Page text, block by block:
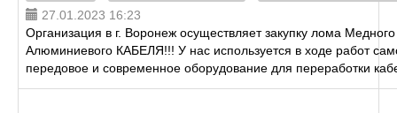
27.01.2023 16:23
Организация в г. Воронеж осуществляет закупку лома
Алюминиевого КАБЕЛЯ!!! У нас используется в ходе работ
передовое и современное оборудование для переработки
и получения ме